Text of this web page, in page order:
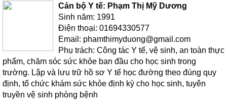
Cán bộ Y tế: Phạm Thị Mỹ Dương
Sinh năm: 1991
Điện thoại: 01694330577
Email: phamthimyduong@gmail.com
Phụ trách: Công tác Y tế, vệ sinh, an toàn thực
phẩm, chăm sóc sức khỏe ban đầu cho học sinh trong
trường. Lập và lưu trữ hồ sơ Y tế học đường theo đúng quy
định, tổ chức khám sức khỏe định kỳ cho học sinh, tuyên
truyền vệ sinh phòng bệnh